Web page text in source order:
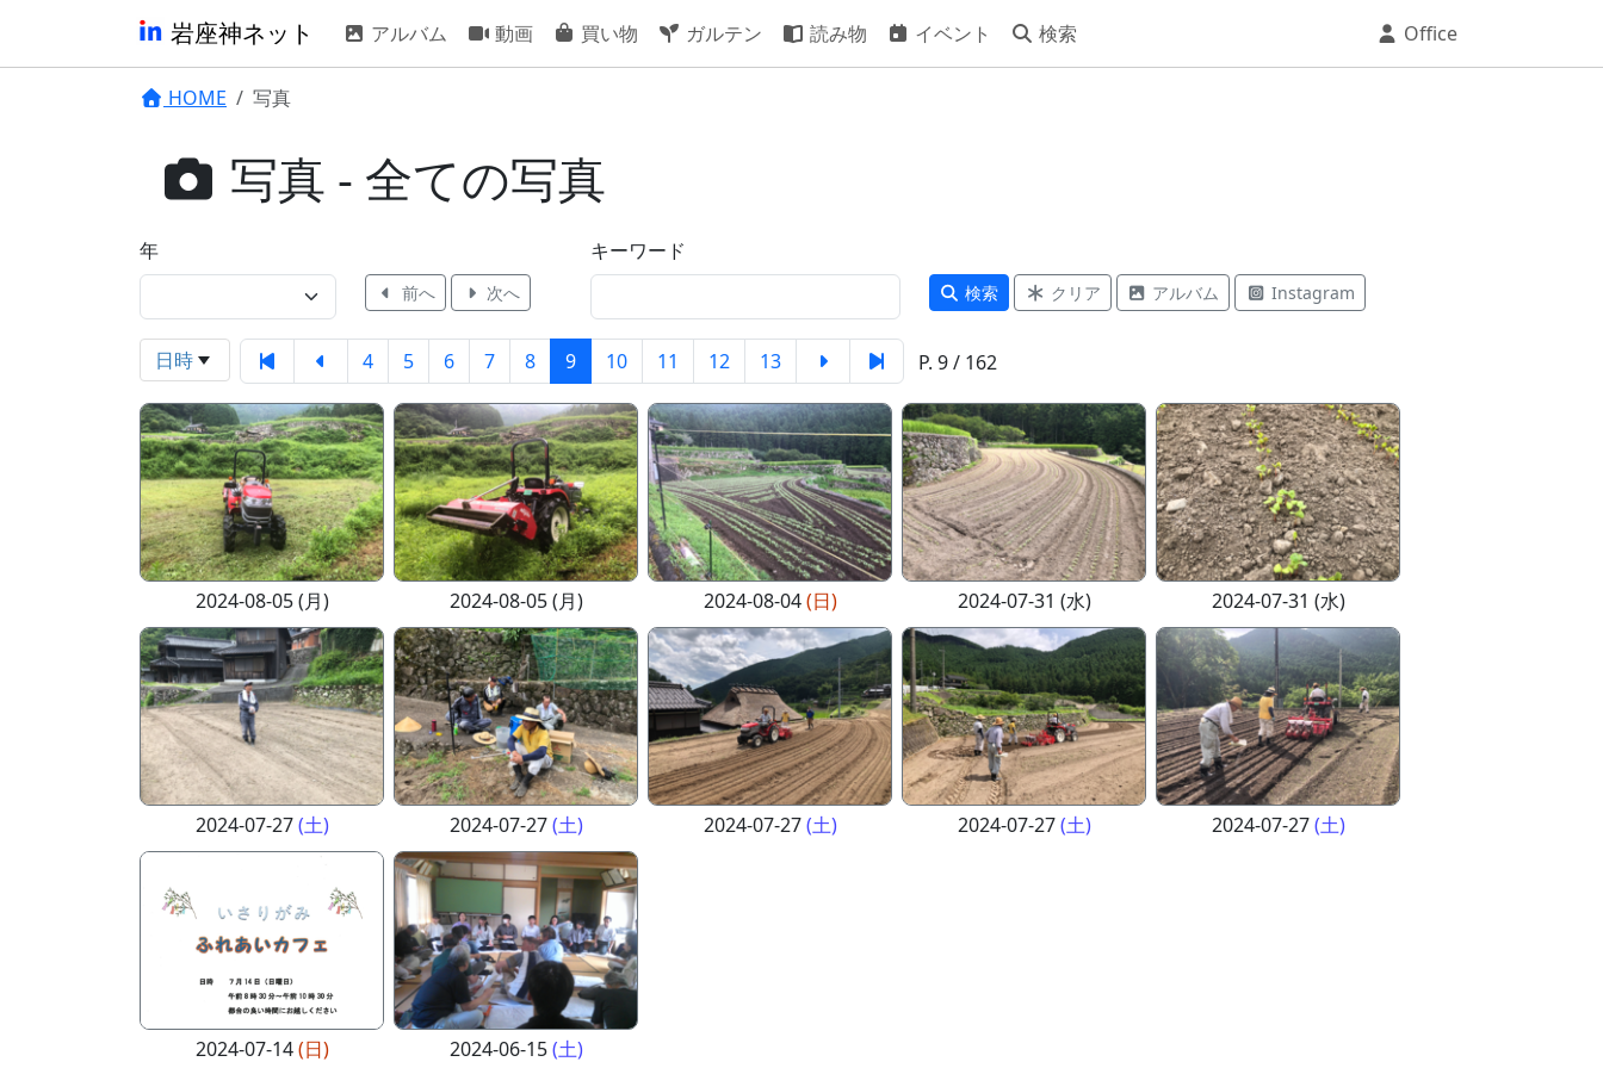
岩座神ネット アルバム 動画 買い物 ガルテン 読み物 イベント 検索 Office
HOME 写真
写真 - 全ての写真
年
前へ 次へ
キーワード
検索 クリア アルバム Instagram
日時 4 5 6 7 8 9 10 11 12 13 P. 9 / 162
2024-08-05 (月) 2024-08-05 (月) 2024-08-04(日) 2024-07-31 (水) 2024-07-31 (水)
2024-07-27(土) 2024-07-27(土) 2024-07-27(土) 2024-07-27(土) 2024-07-27(土)
2024-07-14(日) 2024-06-15(土)